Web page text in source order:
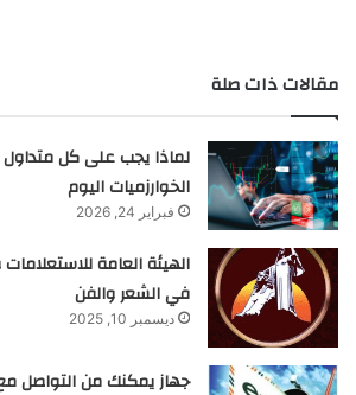
مقالات ذات صلة
لماذا يجب على كل متداول
الخوارزميات اليوم
فبراير 24, 2026
الهيئة العامة
في الشعر والفن
ديسمبر 10, 2025